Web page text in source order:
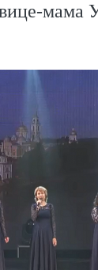
мама